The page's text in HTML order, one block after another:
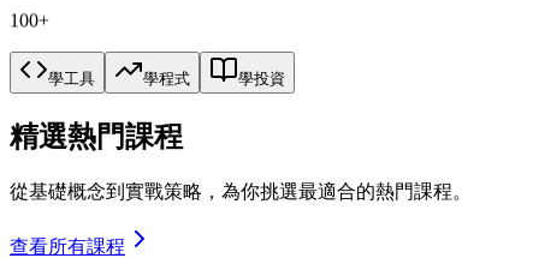
100+
學工具 學程式 學投資
精選熱門課程
從基礎概念到實戰策略，為你挑選最適合的熱門課程。
查看所有課程